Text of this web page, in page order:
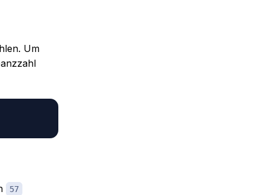
Um
57